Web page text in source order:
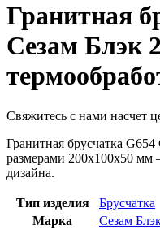
Гранитная
Сезам Блэк
Свяжитесь с нами насчет
Гранитная брусчатка
размерами 200х100х50
дизайна.
Тип изделия
Брусчатка
Марка
Сезам